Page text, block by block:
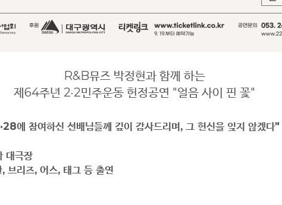
R&B뮤즈 박정현과 함께 하는
제64주년 2·2민주운동 헌정공연 "얼음 사이 핀 꽃"
에 참여하신 선배님들께 깊이 감사드리며, 그 헌신을 잊지 않겠다"
대극장
, 브리즈, 어스, 태그 등 출연